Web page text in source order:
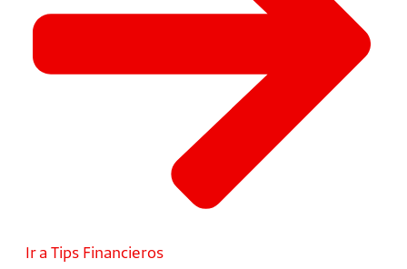
Ir a Tips Financieros